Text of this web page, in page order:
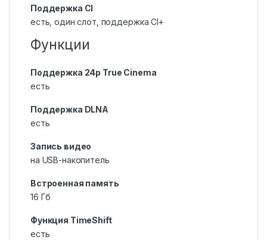
Поддержка CI
есть, один слот, поддержка CI+
Функции
Поддержка 24p True Cinema
есть
Поддержка DLNA
есть
Запись видео
на USB-накопитель
Встроенная память
16 Гб
Функция TimeShift
есть